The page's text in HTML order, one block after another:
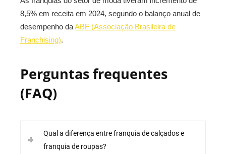
8,5% em receita em 2024, segundo o balanço anual de
desempenho daABF (Associação Brasileira de
Franchising).
Perguntas frequentes
(FAQ)
Qual a diferença entre franquia de calçados e
franquia de roupas?